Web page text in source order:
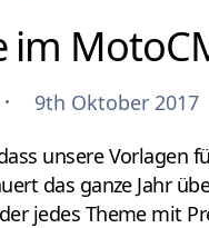
im
9th Oktober 2017
unsere Vorlagen
das ganze Jahr
jedes Theme mit